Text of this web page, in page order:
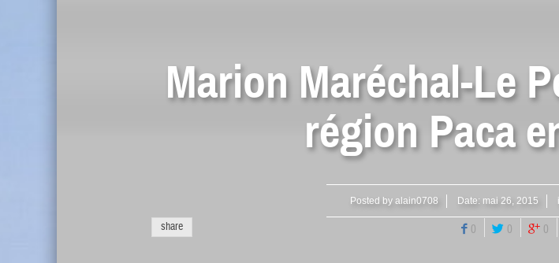
Marion Maréchal-Le
région Paca
Posted by alain0708 Date: mai 26, 2015
share 0 0 0